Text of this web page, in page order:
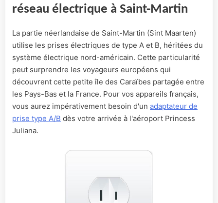
réseau électrique à Saint-Martin
La partie néerlandaise de Saint-Martin (Sint Maarten)
utilise les prises électriques de type A et B, héritées du
système électrique nord-américain. Cette particularité
peut surprendre les voyageurs européens qui
découvrent cette petite île des Caraïbes partagée entre
les Pays-Bas et la France. Pour vos appareils français,
vous aurez impérativement besoin d'un adaptateur de
prise type A/B dès votre arrivée à l'aéroport Princess
Juliana.